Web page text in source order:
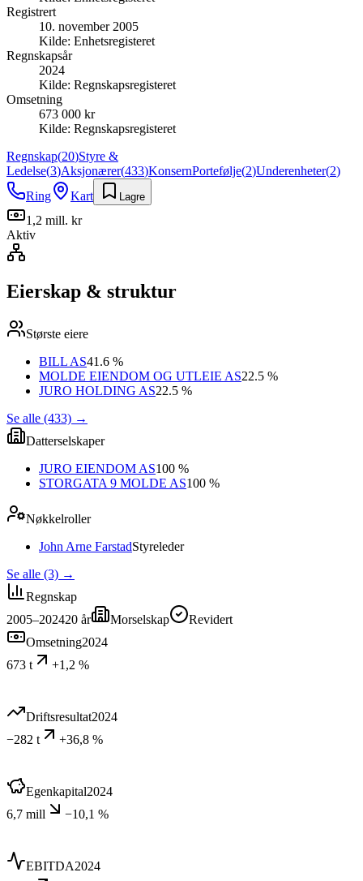
Registrert
10. november 2005
Kilde: Enhetsregisteret
Regnskapsår
2024
Kilde: Regnskapsregisteret
Omsetning
673 000 kr
Kilde: Regnskapsregisteret
Regnskap(20)Styre &
Ledelse(3)Aksjonærer(433)KonsernPortefølje(2)Underenheter(2)
Ring
Kart Lagre
1,2 mill. kr
Aktiv
Eierskap & struktur
Største eiere
BILL AS41.6 %
MOLDE EIENDOM OG UTLEIE AS22.5 %
JURO HOLDING AS22.5 %
Se alle (433) →
Datterselskaper
JURO EIENDOM AS100 %
STORGATA 9 MOLDE AS100 %
Nøkkelroller
John Arne FarstadStyreleder
Se alle (3) →
Regnskap
2005–202420 år Morselskap
Revidert
Omsetning2024
673 t
+1,2 %
Driftsresultat2024
−282 t
+36,8 %
Egenkapital2024
6,7 mill
−10,1 %
EBITDA2024